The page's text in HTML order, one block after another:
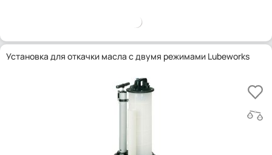
Установка для откачки масла с двумя режимами Lubeworks